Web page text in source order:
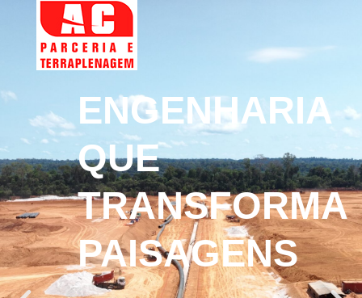
ENGENHARIA
QUE
TRANSFORMA
PAISAGENS